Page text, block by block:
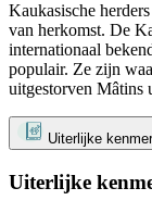
Kaukasische
van herkomst. De
internationaal
populair. Ze zijn
uitgestorven Mâtins
Uiterlijke
Uiterlijke